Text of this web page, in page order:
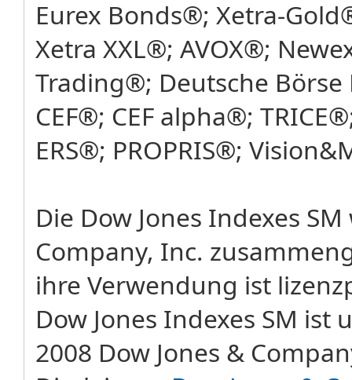
Eurex Bonds®; Xetra-
Xetra XXL®; AVOX®;
Trading®; Deutsche
CEF®; CEF alpha®;
ERS®; PROPRIS®;
Die Dow Jones Indexes
Company, Inc.
ihre Verwendung ist
Dow Jones Indexes SM
2008 Dow Jones &